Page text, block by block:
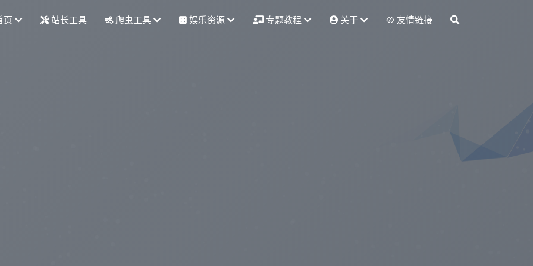
页 站长工具 爬虫工具 娱乐资源 专题教程 关于 友情链接